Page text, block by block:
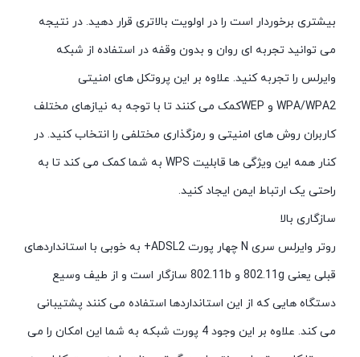
بیشتری برخوردار است را در اولویت بالاتری قرار دهید. در نتیجه
می توانید تجربه ای روان و بدون وقفه در استفاده از شبکه
وایرلس را تجربه کنید. علاوه بر این پروتکل های امنیتی
WPA/WPA2 و WEPکمک می کنند تا با توجه به نیازهای مختلف
کاربران روش های امنیتی و رمزگذاری مختلفی را انتخاب کنید. در
کنار همه این ویژگی ها قابلیت WPS به شما کمک می کند تا به
راحتی یک ارتباط ایمن ایجاد کنید.
سازگاری بالا
روتر وایرلس سری N چهار پورت ADSL2+ به خوبی با استانداردهای
قبلی یعنی 802.11g و 802.11b سازگار است و از طیف وسیع
دستگاه هایی که از این استانداردها استفاده می کنند پشتیبانی
می کند. علاوه بر این وجود 4 پورت شبکه به شما این امکان را می